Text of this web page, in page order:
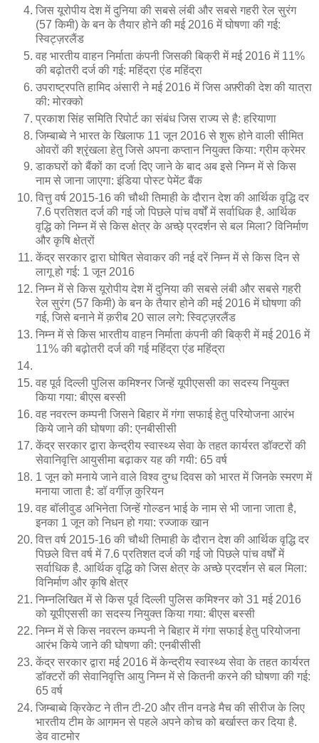
जिस यूरोपीय देश में दुनिया की सबसे लंबी और सबसे गहरी रेल सुरंग
(57 किमी) के बन के तैयार होने की मई 2016 में घोषणा की गई:
स्विट्ज़रलैंड
वह भारतीय वाहन निर्माता कंपनी जिसकी बिक्री में मई 2016 में 11%
की बढ़ोतरी दर्ज की गई: महिंद्रा एंड महिंद्रा
उपराष्ट्रपति हामिद अंसारी ने मई 2016 में जिस अफ़्रीकी देश की यात्रा
की: मोरक्को
प्रकाश सिंह समिति रिपोर्ट का संबंध जिस राज्य से है: हरियाणा
जिम्बाब्वे ने भारत के खिलाफ 11 जून 2016 से शुरू होने वाली सीमित
ओवरों की श्रृंखला हेतु जिसे अपना कप्तान नियुक्त किया: ग्रीम क्रेमर
डाकघरों को बैंकों का दर्जा दिए जाने के बाद अब इसे निम्न में से किस
नाम से जाना जाएगा: इंडिया पोस्ट पेमेंट बैंक
वित्तु वर्ष 2015-16 की चौथी तिमाही के दौरान देश की आर्थिक वृद्धि दर
7.6 प्रतिशत दर्ज की गई जो पिछले पांच वर्षों में सर्वाधिक है. आर्थिक
वृद्धि को निम्न में से किस क्षेत्र के अच्छे् प्रदर्शन से बल मिला? विनिर्माण
और कृषि क्षेत्रों
केंद्र सरकार द्वारा घोषित सेवाकर की नई दरें निम्न में से किस दिन से
लागू हो गई: 1 जून 2016
निम्न में से किस यूरोपीय देश में दुनिया की सबसे लंबी और सबसे गहरी
रेल सुरंग (57 किमी) के बन के तैयार होने की मई 2016 में घोषणा की
गई, जिसे बनाने में क़रीब 20 साल लगे: स्विट्ज़रलैंड
निम्न में से किस भारतीय वाहन निर्माता कंपनी की बिक्री में मई 2016 में
11% की बढ़ोतरी दर्ज की गई महिंद्रा एंड महिंद्रा
वह पूर्व दिल्ली पुलिस कमिश्नर जिन्हें यूपीएससी का सदस्य नियुक्त
किया गया: बीएस बस्सी
वह नवरत्न कम्पनी जिसने बिहार में गंगा सफाई हेतु परियोजना आरंभ
किये जाने की घोषणा की: एनबीसीसी
केंद्र सरकार द्वारा केन्द्रीय स्वास्थ्य सेवा के तहत कार्यरत डॉक्टरों की
सेवानिवृत्ति आयुसीमा बढ़ाकर यह की गयी: 65 वर्ष
1 जून को मनाये जाने वाले विश्व दुग्ध दिवस को भारत में जिनके स्मरण में
मनाया जाता है: डॉ वर्गीज़ कुरियन
वह बॉलीवुड अभिनेता जिन्हें गोल्डन भाई के नाम से भी जाना जाता है,
इनका 1 जून को निधन हो गया: रज्जाक खान
वित्त वर्ष 2015-16 की चौथी तिमाही के दौरान देश की आर्थिक वृद्धि दर
पिछले वित्त वर्ष में 7.6 प्रतिशत दर्ज की गई जो पिछले पांच वर्षों में
सर्वाधिक है. आर्थिक वृद्धि को जिस क्षेत्र के अच्छे प्रदर्शन से बल मिला:
विनिर्माण और कृषि क्षेत्र
निम्नलिखित में से किस पूर्व दिल्ली पुलिस कमिश्नर को 31 मई 2016
को यूपीएससी का सदस्य नियुक्त किया गया: बीएस बस्सी
निम्न में से किस नवरत्न कम्पनी ने बिहार में गंगा सफाई हेतु परियोजना
आरंभ किये जाने की घोषणा की: एनबीसीसी
केंद्र सरकार द्वारा मई 2016 में केन्द्रीय स्वास्थ्य सेवा के तहत कार्यरत
डॉक्टरों की सेवानिवृत्ति आयु निम्न में से कितनी करने की घोषणा की गई:
65 वर्ष
जिम्बाब्वे क्रिकेट ने तीन टी-20 और तीन वनडे मैच की सीरीज के लिए
भारतीय टीम के आगमन से पहले अपने कोच को बर्खास्त कर दिया है.
डेव वाटमोर